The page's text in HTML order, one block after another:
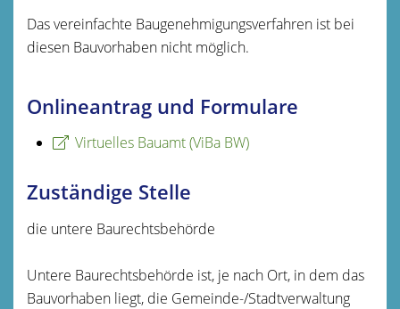
Das vereinfachte Baugenehmigungsverfahren ist bei
diesen Bauvorhaben nicht möglich.
Onlineantrag und Formulare
Virtuelles Bauamt (ViBa BW)
Zuständige Stelle
die untere Baurechtsbehörde
Untere Baurechtsbehörde ist, je nach Ort, in dem das
Bauvorhaben liegt, die Gemeinde-/Stadtverwaltung